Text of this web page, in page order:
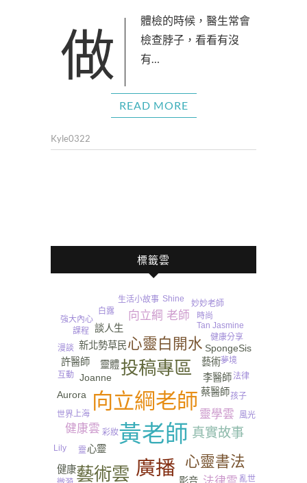
做體檢的時候，醫生常會
檢查脖子，看看有沒
有…
READ MORE
Kyle0322
標籤雲
黃老師
向立綱老師
廣播
投稿專區
藝術雲
心靈白開水
心靈書法
真實故事
健康雲
靈學雲
向立綱 老師
心靈
李醫師
靈體
Joanne
新北勢草民
蔡醫師
SpongeSis
談人生
Aurora
健康
藝術
許醫師
Tan Jasmine
上海
Lily
白露
生活小故事
風光
法律
夢境
課程
世界
互動
孩子
彩妝
Shine
時尚
漫談
靈
強大內心
亂世
妙妙老師
健康分享